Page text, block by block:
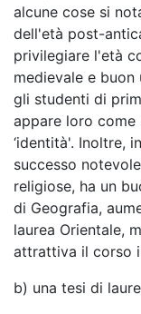
alcune cose si
dell'età post-
privilegiare l'età
medievale e
gli studenti di
appare loro
‘identità'. Inoltre,
successo
religiose, ha un
di Geografia,
laurea Orientale,
attrattiva il corso
b) una tesi di